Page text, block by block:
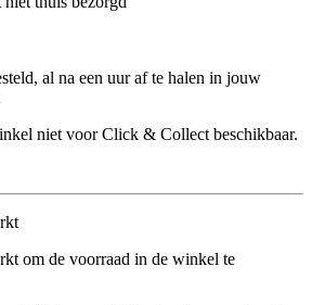
al na een uur af te halen in jouw
niet voor Click & Collect beschikbaar.
om de voorraad in de winkel te